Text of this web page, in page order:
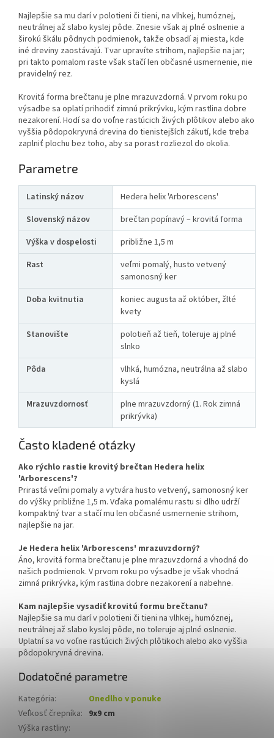
Najlepšie sa mu darí v polotieni či tieni, na vlhkej, humóznej,
neutrálnej až slabo kyslej pôde. Znesie však aj plné oslnenie a
širokú škálu pôdnych podmienok, takže obsadí aj miesta, kde
iné dreviny zaostávajú. Tvar upravíte strihom, najlepšie na jar;
pri takto pomalom raste však stačí len občasné usmernenie, nie
pravidelný rez.
Krovitá forma brečtanu je plne mrazuvzdorná. V prvom roku po
výsadbe sa oplatí prihodiť zimnú prikrývku, kým rastlina dobre
nezakorení. Hodí sa do voľne rastúcich živých plôtikov alebo ako
vyššia pôdopokryvná drevina do tienistejších zákutí, kde treba
zaplniť plochu bez toho, aby sa porast rozliezol do okolia.
Parametre
Latinský názov
Hedera helix 'Arborescens'
Slovenský názov
brečtan popínavý – krovitá forma
Výška v dospelosti
približne 1,5 m
Rast
veľmi pomalý, husto vetvený
samonosný ker
Doba kvitnutia
koniec augusta až október, žlté
kvety
Stanovište
polotieň až tieň, toleruje aj plné
slnko
Pôda
vlhká, humózna, neutrálna až slabo
kyslá
Mrazuvzdornosť
plne mrazuvzdorný (1. Rok zimná
prikrývka)
Často kladené otázky
Ako rýchlo rastie krovitý brečtan Hedera helix
'Arborescens'?
Prirastá veľmi pomaly a vytvára husto vetvený, samonosný ker
do výšky približne 1,5 m. Vďaka pomalému rastu si dlho udrží
kompaktný tvar a stačí mu len občasné usmernenie strihom,
najlepšie na jar.
Je Hedera helix 'Arborescens' mrazuvzdorný?
Áno, krovitá forma brečtanu je plne mrazuvzdorná a vhodná do
našich podmienok. V prvom roku po výsadbe je však vhodná
zimná prikrývka, kým rastlina dobre nezakorení a nabehne.
Kam najlepšie vysadiť krovitú formu brečtanu?
Najlepšie sa mu darí v polotieni či tieni na vlhkej, humóznej,
neutrálnej až slabo kyslej pôde, no toleruje aj plné oslnenie.
Uplatní sa vo voľne rastúcich živých plôtikoch alebo ako vyššia
pôdopokryvná drevina.
Dodatočné parametre
Kategória:
Onedlho v ponuke
Veľkosť črepníka: 9x9 cm
Výška rastliny: